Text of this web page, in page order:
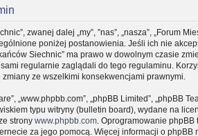
zwanej dalej „my”, ”nas”, „nasza”, „Forum
poniżej postanowienia. Jeśli ich nie
Siechnic” ma prawo w dowolnym czasie
regularnie zaglądali do tego regulaminu.
ze wszelkimi konsekwencjami prawnymi.
„www.phpbb.com”, „phpBB Limited”, „phpBB
typu witryny (bulletin board), wydane na
strony www.phpbb.com . Oprogramowanie
za jego pomocą. Więcej informacji o phpBB